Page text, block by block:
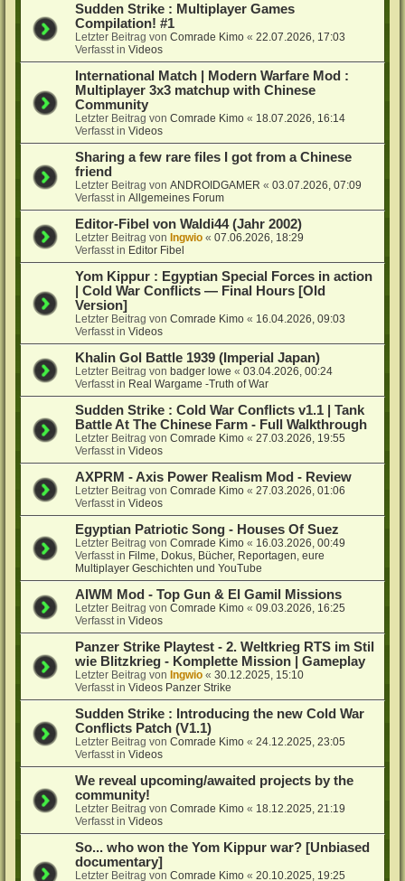
Sudden Strike : Multiplayer Games
Compilation! #1
Letzter Beitrag vonComrade Kimo «22.07.2026, 17:03
Verfasst inVideos
International Match | Modern Warfare Mod :
Multiplayer 3x3 matchup with Chinese
Community
Letzter Beitrag vonComrade Kimo « 18.07.2026, 16:14
Verfasst inVideos
Sharing a few rare files I got from a Chinese
friend
Letzter Beitrag vonANDROIDGAMER «03.07.2026, 07:09
Verfasst inAllgemeines Forum
Editor-Fibel von Waldi44 (Jahr 2002)
Letzter Beitrag vonIngwio «07.06.2026, 18:29
Verfasst in Editor Fibel
Yom Kippur : Egyptian Special Forces in action
| Cold War Conflicts — Final Hours [Old
Version]
Letzter Beitrag vonComrade Kimo « 16.04.2026, 09:03
Verfasst inVideos
Khalin Gol Battle 1939 (Imperial Japan)
Letzter Beitrag vonbadger lowe «03.04.2026, 00:24
Verfasst in Real Wargame -Truth of War
Sudden Strike : Cold War Conflicts v1.1 | Tank
Battle At The Chinese Farm - Full Walkthrough
Letzter Beitrag vonComrade Kimo «27.03.2026, 19:55
Verfasst inVideos
AXPRM - Axis Power Realism Mod - Review
Letzter Beitrag vonComrade Kimo «27.03.2026, 01:06
Verfasst inVideos
Egyptian Patriotic Song - Houses Of Suez
Letzter Beitrag vonComrade Kimo « 16.03.2026, 00:49
Verfasst in Filme, Dokus, Bücher, Reportagen, eure
Multiplayer Geschichten und YouTube
AIWM Mod - Top Gun & El Gamil Missions
Letzter Beitrag vonComrade Kimo «09.03.2026, 16:25
Verfasst inVideos
Panzer Strike Playtest - 2. Weltkrieg RTS im Stil
wie Blitzkrieg - Komplette Mission | Gameplay
Letzter Beitrag vonIngwio «30.12.2025, 15:10
Verfasst inVideos Panzer Strike
Sudden Strike : Introducing the new Cold War
Conflicts Patch (V1.1)
Letzter Beitrag vonComrade Kimo «24.12.2025, 23:05
Verfasst inVideos
We reveal upcoming/awaited projects by the
community!
Letzter Beitrag vonComrade Kimo « 18.12.2025, 21:19
Verfasst inVideos
So... who won the Yom Kippur war? [Unbiased
documentary]
Letzter Beitrag vonComrade Kimo «20.10.2025, 19:25